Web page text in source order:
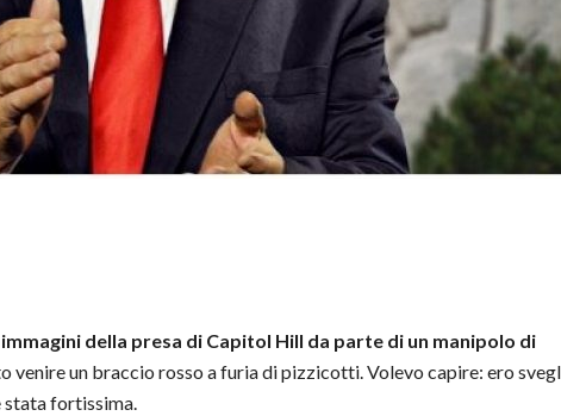
della presa di Capitol Hill da parte di un manipolo di
venire un braccio rosso a furia di pizzicotti. Volevo capire: ero
stata fortissima.